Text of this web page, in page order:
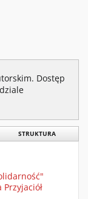
Dostęp
STRUKTURA